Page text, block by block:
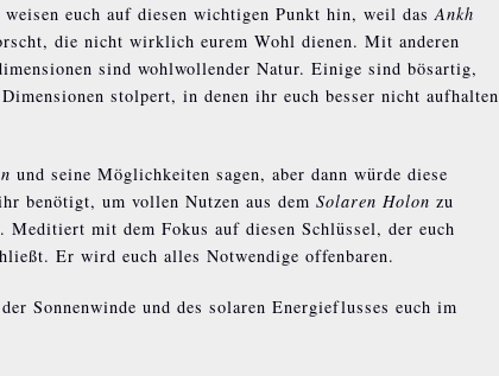
euch auf diesen wichtigen Punkt hin, weil das Ankh
die nicht wirklich eurem Wohl dienen. Mit anderen
sind wohlwollender Natur. Einige sind bösartig,
stolpert, in denen ihr euch besser nicht aufhalten
und seine Möglichkeiten sagen, aber dann würde diese
benötigt, um vollen Nutzen aus dem Solaren Holon zu
Meditiert mit dem Fokus auf diesen Schlüssel, der euch
Er wird euch alles Notwendige offenbaren.
Sonnenwinde und des solaren Energieflusses euch im